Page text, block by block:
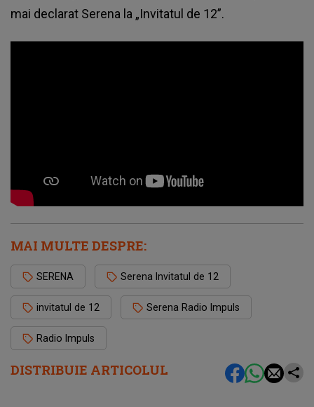
DISTRIBUIE ARTICOLUL
mai declarat Serena la „Invitatul de 12”.
MAI MULTE DESPRE:
SERENA Serena Invitatul de 12
invitatul de 12 Serena Radio Impuls
Radio Impuls